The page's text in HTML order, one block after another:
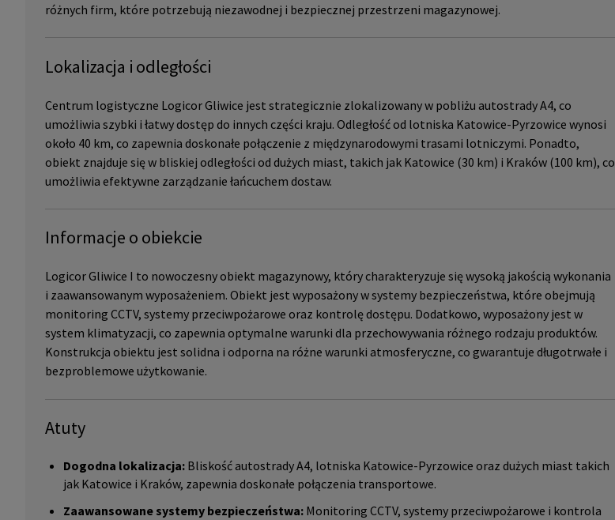
różnych firm, które potrzebują niezawodnej i bezpiecznej przestrzeni magazynowej.
Lokalizacja i odległości
Centrum logistyczne Logicor Gliwice jest strategicznie zlokalizowany w pobliżu autostrady A4, co
umożliwia szybki i łatwy dostęp do innych części kraju. Odległość od lotniska Katowice-Pyrzowice wynosi
około 40 km, co zapewnia doskonałe połączenie z międzynarodowymi trasami lotniczymi. Ponadto,
obiekt znajduje się w bliskiej odległości od dużych miast, takich jak Katowice (30 km) i Kraków (100 km), co
umożliwia efektywne zarządzanie łańcuchem dostaw.
Informacje o obiekcie
Logicor Gliwice I to nowoczesny obiekt magazynowy, który charakteryzuje się wysoką jakością wykonania
i zaawansowanym wyposażeniem. Obiekt jest wyposażony w systemy bezpieczeństwa, które obejmują
monitoring CCTV, systemy przeciwpożarowe oraz kontrolę dostępu. Dodatkowo, wyposażony jest w
system klimatyzacji, co zapewnia optymalne warunki dla przechowywania różnego rodzaju produktów.
Konstrukcja obiektu jest solidna i odporna na różne warunki atmosferyczne, co gwarantuje długotrwałe i
bezproblemowe użytkowanie.
Atuty
Dogodna lokalizacja: Bliskość autostrady A4, lotniska Katowice-Pyrzowice oraz dużych miast takich
jak Katowice i Kraków, zapewnia doskonałe połączenia transportowe.
Zaawansowane systemy bezpieczeństwa: Monitoring CCTV, systemy przeciwpożarowe i kontrola